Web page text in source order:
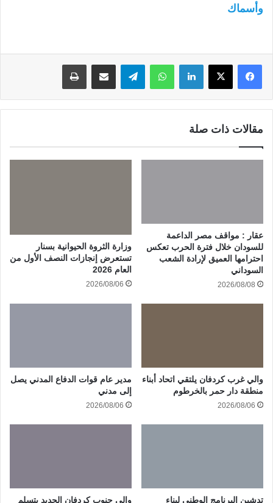
وأسماك
لينكدإن واتساب
مقالات ذات صلة
عقار : مواقف مصر الداعمة
للسودان خلال فترة الحرب تعكس
احترامها العميق لإرادة الشعب
السوداني
2026/08/08
وزارة الثروة الحيوانية بسنار
تستعرض إنجازات النصف الأول من
العام 2026
2026/08/06
والي غرب كردفان يلتقي اتحاد أبناء
منطقة دار حمر بالخرطوم
2026/08/06
مدير عام قوات الدفاع المدني يصل
إلى مدني
2026/08/06
تدشين البرنامج الوطني لبناء والي جنوب كردفان الجديد يتسلم